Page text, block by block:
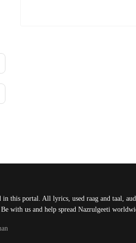
this portal. All lyrics, used raag and taal,
with us and help spread Nazrulgeeti